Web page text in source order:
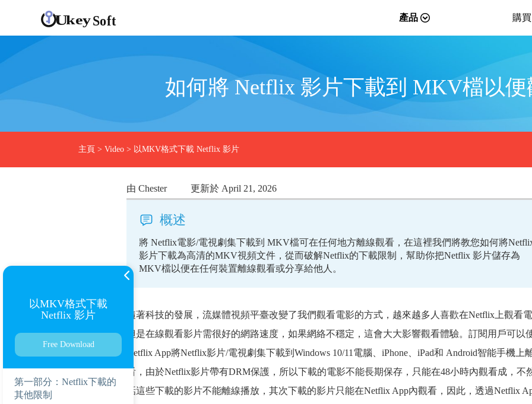
產品 購買
如何將 Netflix 影片下載到 MKV檔以
主頁 > Video > 以MKV格式下載 Netflix 影片
由 Chester 更新於 April 21, 2026
概述
將 Netflix電影/電視劇集下載到 MKV檔可在任何地方離線觀看，在這裡我們將教您如何將
影片下載為高清的MKV視頻文件，從而破解Netflix的下載限制，幫助你把Netflix 影片儲存為
MKV檔以便在任何裝置離線觀看或分享給他人。
隨著科技的發展，流媒體視頻平臺改變了我們觀看電影的方式，越來越多人喜歡在Netflix上觀看
但是在線觀看影片需很好的網路速度，如果網絡不穩定，這會大大影響觀看體驗。訂閱用戶可以
Netflix App將Netflix影片/電視劇集下載到Windows 10/11電腦、iPhone、iPad和 Android智能手機上
看，由於Netflix影片帶有DRM保護，所以下載的電影不能長期保存，只能在48小時內觀看成，不
話這些下載的影片不能離線播放，其次下載的影片只能在Netflix App內觀看，因此，透過Netflix
以MKV格式下載
Netflix 影片
Free Download
第一部分：Netflix下載的
其他限制